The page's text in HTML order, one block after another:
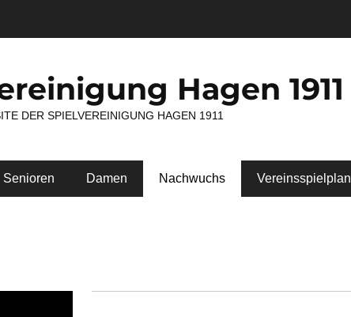
Hagen 1911
DER SPIELVEREINIGUNG HAGEN 1911
Senioren Damen Nachwuchs Vereinsspielplan